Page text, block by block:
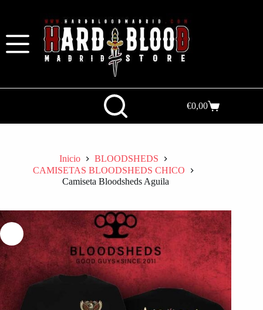
€0,00
Inicio
BLOODSHEDS
CAMISETAS BLOODSHEDS CHICO
Camiseta Bloodsheds Aguila